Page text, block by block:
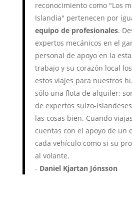
reconocimiento como "Los
Islandia" pertenecen por
equipo de profesionales.
expertos mecánicos en el
personal de apoyo en la
trabajo y su corazón local
estos viajes para nuestros
sólo una flota de alquiler;
de expertos suizo-
las cosas bien. Cuando
cuentas con el apoyo de un
cada vehículo como si su
al volante.
- Daniel Kjartan Jónsson